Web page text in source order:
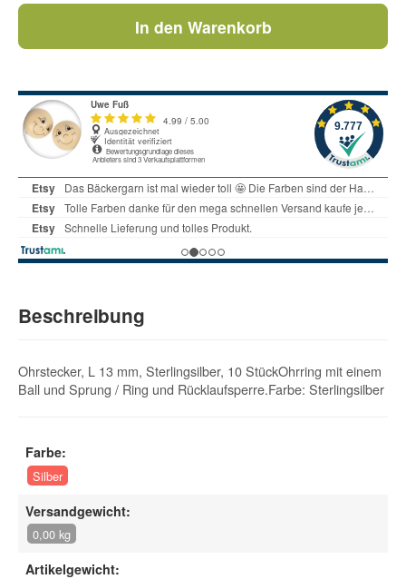
In den Warenkorb
Beschreibung
Ohrstecker, L 13 mm, Sterlingsilber, 10 StückOhrring mit einem
Ball und Sprung / Ring und Rücklaufsperre.Farbe: Sterlingsilber
Farbe:
Silber
Versandgewicht:
0,00 kg
Artikelgewicht: